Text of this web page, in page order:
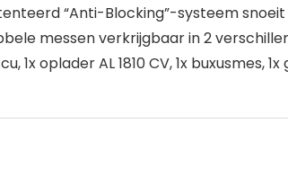
“Anti-Blocking”-systeem
messen verkrijgbaar in 2
1x oplader AL 1810 CV, 1x buxusmes,